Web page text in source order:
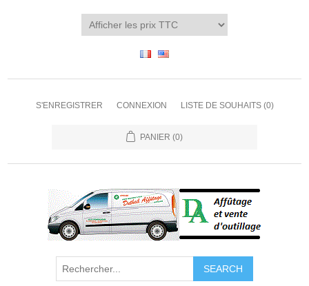
S'ENREGISTRER CONNEXION LISTE DE SOUHAITS (0)
PANIER (0)